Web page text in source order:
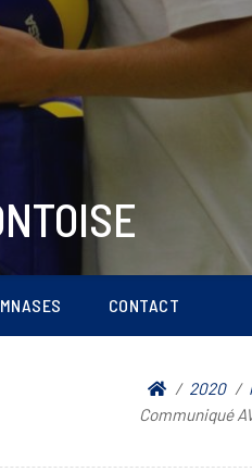
CONTACT
2020
Communiqué